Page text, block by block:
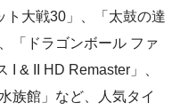
ト大戦30」、「太鼓の達
「ドラゴンボール ファ
I & II HD Remaster」、
族館」など、人気タイ